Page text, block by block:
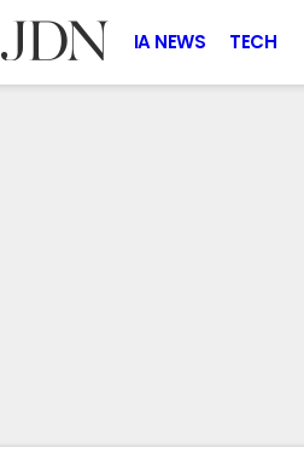
IA NEWS TECH